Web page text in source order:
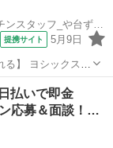
株式会社ヨシックスフーズ_キッチンスタッフ_や台ずし観音寺駅前町 (正社員)
提携サイト 5月9日
の一部を加工済み
ています。 入社
払いで即金
応募＆面談！